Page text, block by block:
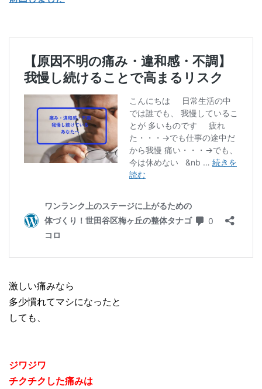
激しい痛みなら
多少慣れてマシになったと
しても、
ジワジワ
チクチクした痛みは